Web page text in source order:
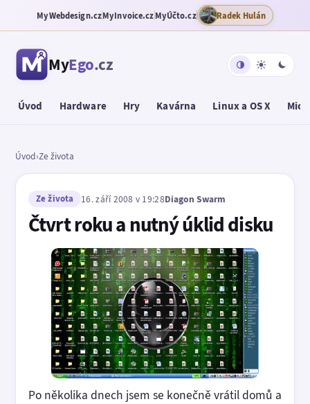
MyWebdesign.czMyInvoice.czMyÚčto.cz Radek Hulán
MyEgo.cz
Úvod Hardware Hry Kavárna Linux a OS X
Úvod›Ze života
Ze života 16. září 2008 v 19:28Diagon Swarm
Čtvrt roku a nutný úklid disku
Po několika dnech jsem se konečně vrátil domů a